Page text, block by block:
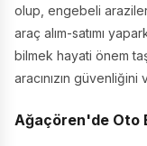
olup, engebeli
araç alım-satımı
bilmek hayati önem
aracınızın güvenliğini
Ağaçören'de Oto